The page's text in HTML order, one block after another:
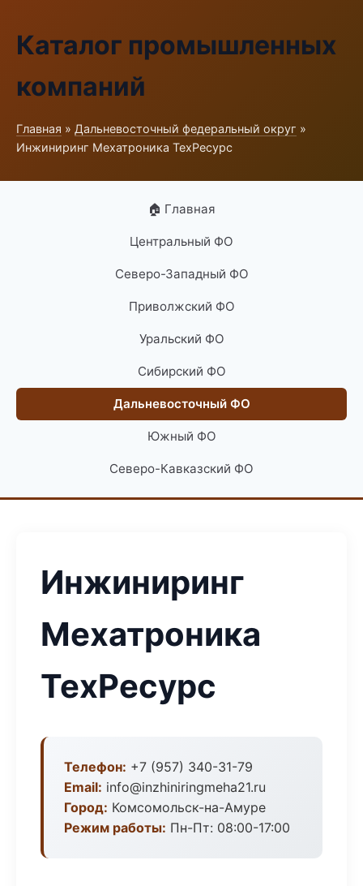
Каталог промышленных
компаний
Главная » Дальневосточный федеральный округ »
Инжиниринг Мехатроника ТехРесурс
🏠 Главная
Центральный ФО
Северо-Западный ФО
Приволжский ФО
Уральский ФО
Сибирский ФО
Дальневосточный ФО
Южный ФО
Северо-Кавказский ФО
Инжиниринг
Мехатроника
ТехРесурс
Телефон: +7 (957) 340-31-79
Email: info@inzhiniringmeha21.ru
Город: Комсомольск-на-Амуре
Режим работы: Пн-Пт: 08:00-17:00